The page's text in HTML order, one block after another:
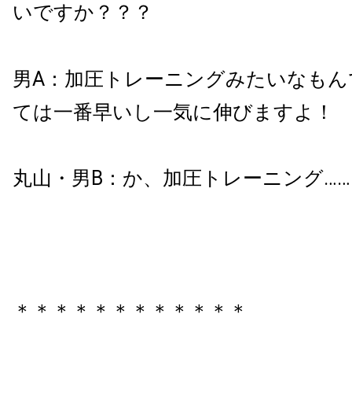
いですか？？？
男A：加圧トレーニングみたいなも
ては一番早いし一気に伸びますよ！
丸山・男B：か、加圧トレーニング
＊＊＊＊ ＊＊＊＊ ＊＊＊＊